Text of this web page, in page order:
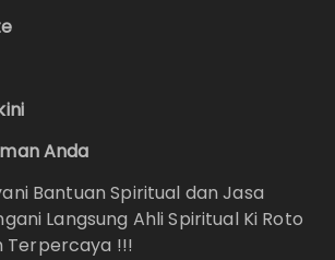
Anda
Bantuan Spiritual dan Jasa
Langsung Ahli Spiritual Ki Roto
Terpercaya !!!